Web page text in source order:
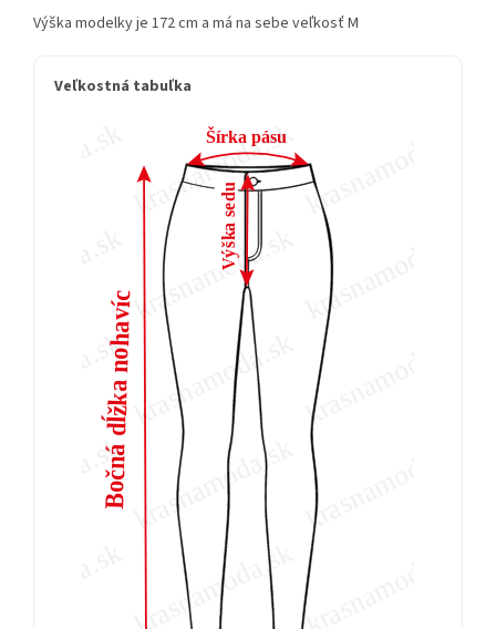
Výška modelky je 172 cm a má na sebe veľkosť M
Veľkostná tabuľka